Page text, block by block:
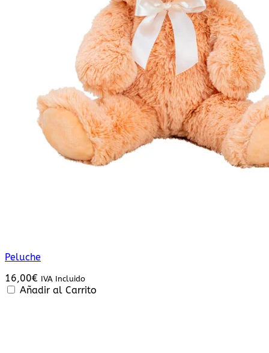
Peluche
16,00€ IVA Incluido
Añadir al Carrito